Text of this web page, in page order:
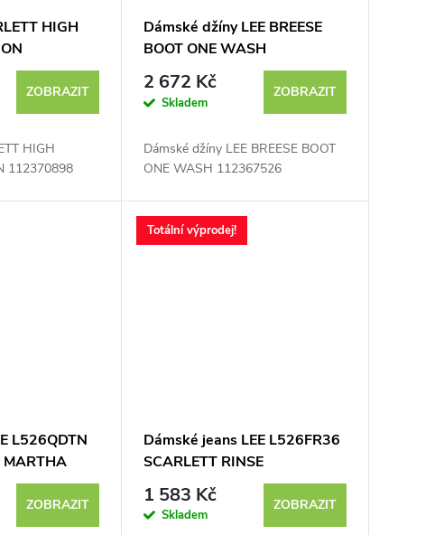
HIGH
ZOBRAZIT
HIGH
112370898
Dámské džíny LEE BREESE
BOOT ONE WASH
112367526
2 672 Kč
Skladem
ZOBRAZIT
Dámské džíny LEE BREESE BOOT
ONE WASH 112367526
L526QDTN
MARTHA
ZOBRAZIT
Totální výprodej!
Dámské jeans LEE L526FR36
SCARLETT RINSE
1 583 Kč
Skladem
ZOBRAZIT